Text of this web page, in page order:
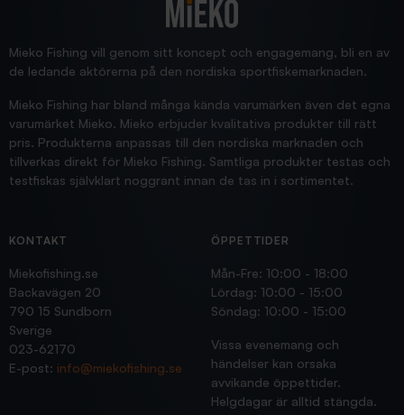
Jensa
Mieko Fishing vill genom sitt koncept och engagemang, bli en av
de ledande aktörerna på den nordiska sportfiskemarknaden.
Mieko Fishing har bland många kända varumärken även det egna
varumärket Mieko. Mieko erbjuder kvalitativa produkter till rätt
pris. Produkterna anpassas till den nordiska marknaden och
tillverkas direkt för Mieko Fishing. Samtliga produkter testas och
testfiskas självklart noggrant innan de tas in i sortimentet.
KONTAKT
Miekofishing.se
Backavägen 20
790 15 Sundborn
Sverige
023-62170
E-post: info@miekofishing.se
ÖPPETTIDER
Mån-Fre: 10:00 - 18:00
Lördag: 10:00 - 15:00
Söndag: 10:00 - 15:00
Vissa evenemang och
händelser kan orsaka
avvikande öppettider.
Helgdagar är alltid stängda.